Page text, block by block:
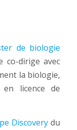
de biologie
co-dirige avec
la biologie,
en licence de
Discovery du